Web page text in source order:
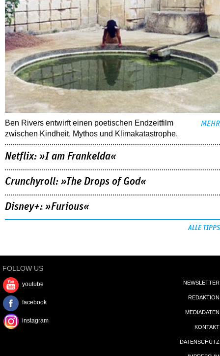
Ben Rivers entwirft einen poetischen Endzeitfilm
zwischen Kindheit, Mythos und Klimakatastrophe.
MEHR
Netflix: »I am Frankelda«
Crunchyroll: »The Drops of God«
Disney+: »Furious«
ALLE TIPPS
FOLLOW US
youtube
facebook
instagram
NEWSLETTER
REDAKTION
MEDIADATEN
KONTAKT
DATENSCHUTZ